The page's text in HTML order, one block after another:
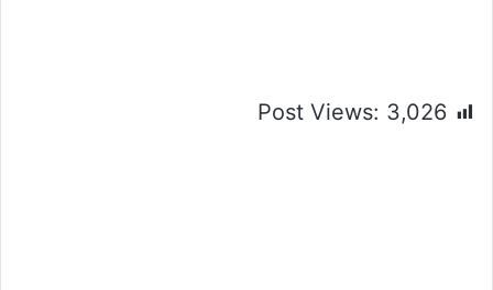
Post Views: 3,026